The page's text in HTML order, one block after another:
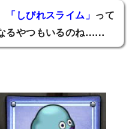
「しびれスライム」 って
るやつもいるのね……